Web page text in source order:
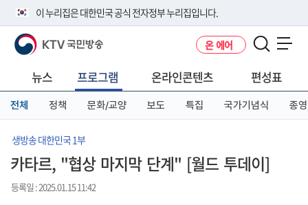
이 누리집은 대한민국 공식 전자정부 누리집입니다.
공식 누리집 주소 확인하기
니다.
이밖에 or.kr 또는 .kr등 다른 도메인 주소를 사용하고 있다면 아래 URL에
서 도메인 주소를 확인해 보세요
KTV 국민방송 온 에어
뉴스 프로그램 온라인콘텐츠 편성표
전체 정책 문화/교양 보도 특집 국가기념식 종영
생방송 대한민국 1부
카타르, "협상 마지막 단계" [월드 투데이]
등록일 : 2025.01.15 11:42